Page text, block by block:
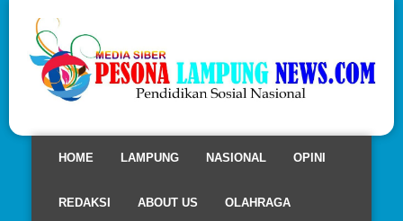
HOME LAMPUNG NASIONAL OPINI
REDAKSI ABOUT US OLAHRAGA